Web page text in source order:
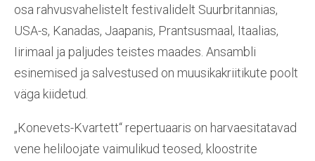
osa rahvusvahelistelt festivalidelt Suurbritannias,
USA-s, Kanadas, Jaapanis, Prantsusmaal, Itaalias,
Iirimaal ja paljudes teistes maades. Ansambli
esinemised ja salvestused on muusikakriitikute poolt
väga kiidetud.
„Konevets-Kvartett“ repertuaaris on harvaesitatavad
vene heliloojate vaimulikud teosed, kloostrite